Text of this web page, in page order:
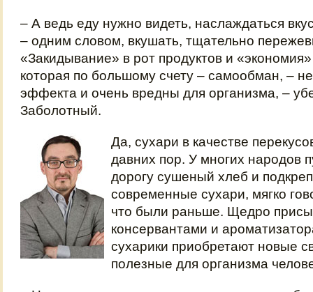
– А ведь еду нужно видеть, наслаждаться
– одним словом, вкушать, тщательно
«Закидывание» в рот продуктов и
которая по большому счету – самообман, –
эффекта и очень вредны для организма, –
Заболотный.
Да, сухари в качестве
давних пор. У многих народов
дорогу сушеный хлеб и
современные сухари, мягко
что были раньше. Щедро
консервантами и
сухарики приобретают новые
полезные для организма